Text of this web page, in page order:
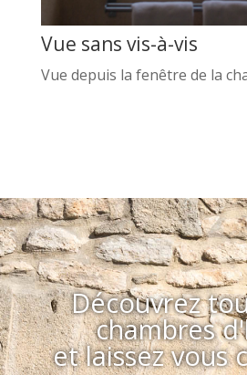
Vue sans vis-à-vis
Vue depuis la fenêtre de la
Découvrez
chambres
et laissez vous